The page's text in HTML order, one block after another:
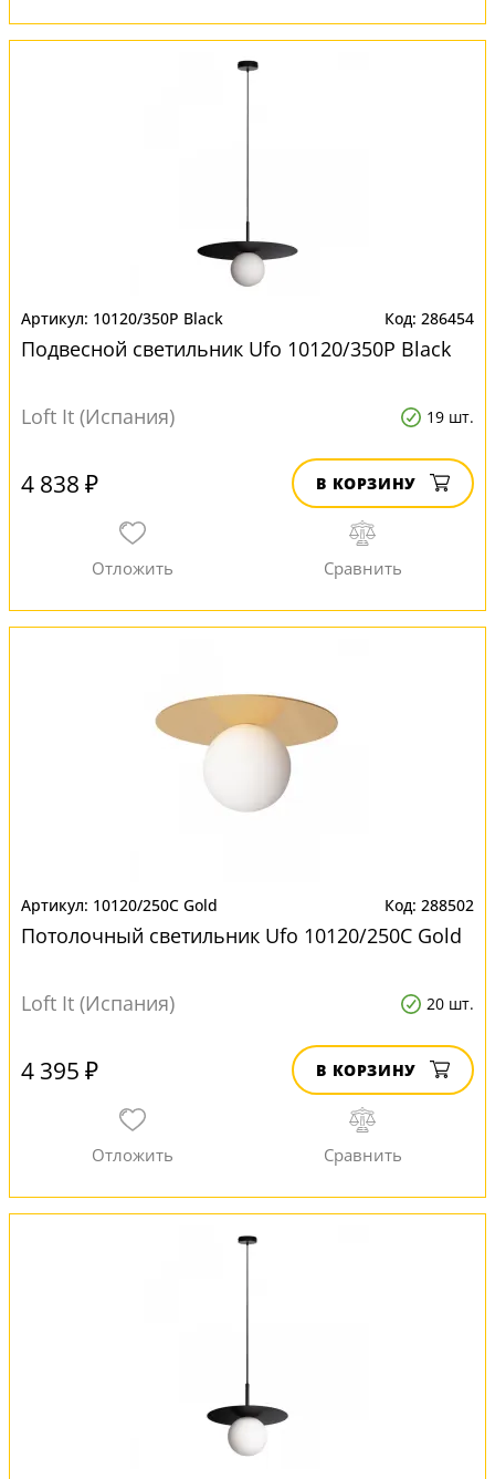
10120/350P Black 286454
Подвесной светильник Ufo 10120/350P Black
Loft It (Испания) 19 шт.
4 838 ₽ В КОРЗИНУ
10120/250C Gold 288502
Потолочный светильник Ufo 10120/250C Gold
Loft It (Испания) 20 шт.
4 395 ₽ В КОРЗИНУ